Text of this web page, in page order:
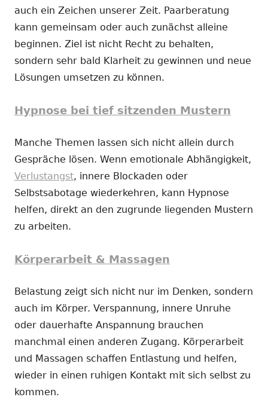
auch ein Zeichen unserer Zeit. Paarberatung
kann gemeinsam oder auch zunächst alleine
beginnen. Ziel ist nicht Recht zu behalten,
sondern sehr bald Klarheit zu gewinnen und neue
Lösungen umsetzen zu können.
Hypnose bei tief sitzenden Mustern
Manche Themen lassen sich nicht allein durch
Gespräche lösen. Wenn emotionale Abhängigkeit,
Verlustangst, innere Blockaden oder
Selbstsabotage wiederkehren, kann Hypnose
helfen, direkt an den zugrunde liegenden Mustern
zu arbeiten.
Körperarbeit & Massagen
Belastung zeigt sich nicht nur im Denken, sondern
auch im Körper. Verspannung, innere Unruhe
oder dauerhafte Anspannung brauchen
manchmal einen anderen Zugang. Körperarbeit
und Massagen schaffen Entlastung und helfen,
wieder in einen ruhigen Kontakt mit sich selbst zu
kommen.